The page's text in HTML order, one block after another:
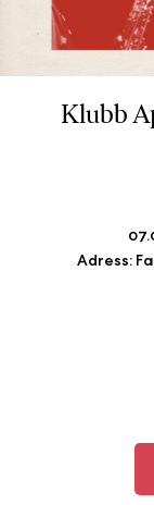
Klubb
Adress: